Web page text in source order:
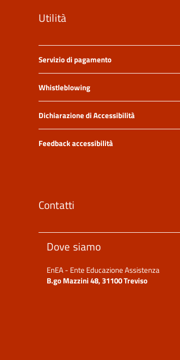
Utilità
Servizio di pagamento
Whistleblowing
Dichiarazione di Accessibilità
Feedback accessibilità
Contatti
Dove siamo
EnEA - Ente Educazione Assistenza
B.go Mazzini 48, 31100 Treviso